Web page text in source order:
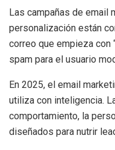
Las campañas de email
personalización están
correo que empieza con
spam para el usuario
En 2025, el email
utiliza con inteligencia.
comportamiento, la
diseñados para nutrir